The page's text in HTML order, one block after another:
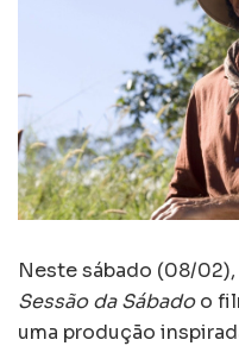
Neste sábado (08/
Sessão da Sábadoo
uma produção